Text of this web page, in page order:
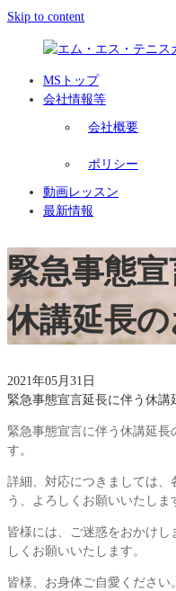
Skip to content
MSトップ
会社情報等
会社概要
ポリシー
動画レッスン
最新情報
緊急事態
休講延長
2021年05月31日
緊急事態宣言延長に伴う休講
緊急事態宣言に伴う休講延長
す。
詳細、対応につきましては、
う、よろしくお願いいたしま
皆様には、ご迷惑をおかけ
しくお願いいたします。
皆様、お身体ご自愛ください。